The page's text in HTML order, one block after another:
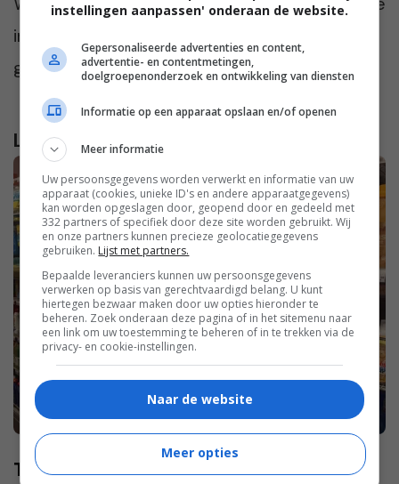
in de comments onder dit artikel. Vinden we
gezellig!
Lees verder...
Tips voor als je geen wasverzachter
instellingen aanpassen' onderaan de website.
Gepersonaliseerde advertenties en content,
advertentie- en contentmetingen,
doelgroepenonderzoek en ontwikkeling van diensten
Informatie op een apparaat opslaan en/of openen
Meer informatie
Uw persoonsgegevens worden verwerkt en informatie van uw
apparaat (cookies, unieke ID's en andere apparaatgegevens)
kan worden opgeslagen door, geopend door en gedeeld met
332 partners of specifiek door deze site worden gebruikt. Wij
en onze partners kunnen precieze geolocatiegegevens
gebruiken. Lijst met partners.
Bepaalde leveranciers kunnen uw persoonsgegevens
verwerken op basis van gerechtvaardigd belang. U kunt
hiertegen bezwaar maken door uw opties hieronder te
beheren. Zoek onderaan deze pagina of in het sitemenu naar
een link om uw toestemming te beheren of in te trekken via de
privacy- en cookie-instellingen.
Naar de website
Meer opties